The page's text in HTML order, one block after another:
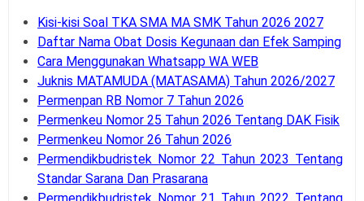
Kisi-kisi Soal TKA SMA MA SMK Tahun 2026 2027
Daftar Nama Obat Dosis Kegunaan dan Efek Samping
Cara Menggunakan Whatsapp WA WEB
Juknis MATAMUDA (MATASAMA) Tahun 2026/2027
Permenpan RB Nomor 7 Tahun 2026
Permenkeu Nomor 25 Tahun 2026 Tentang DAK Fisik
Permenkeu Nomor 26 Tahun 2026
Permendikbudristek Nomor 22 Tahun 2023 Tentang
Standar Sarana Dan Prasarana